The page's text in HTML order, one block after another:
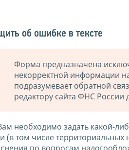
об ошибке в тексте
Форма предназначена
некорректной информации
подразумевает обратной
редактору сайта ФНС России
необходимо задать какой-
(в том числе территориальных